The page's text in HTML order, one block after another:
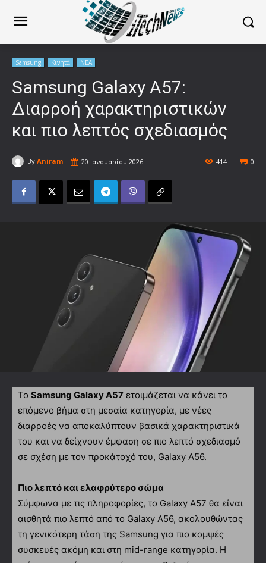
Samsung Κινητά ΝΕΑ
Samsung Galaxy A57:
Διαρροή χαρακτηριστικών
και πιο λεπτός σχεδιασμός
By Aniram 20 Ιανουαρίου 2026 0
414
Το Samsung Galaxy A57 ετοιμάζεται να κάνει το
επόμενο βήμα στη μεσαία κατηγορία, με νέες
διαρροές να αποκαλύπτουν βασικά χαρακτηριστικά
του και να δείχνουν έμφαση σε πιο λεπτό σχεδιασμό
σε σχέση με τον προκάτοχό του, Galaxy A56.
Πιο λεπτό και ελαφρύτερο σώμα
Σύμφωνα με τις πληροφορίες, το Galaxy A57 θα είναι
αισθητά πιο λεπτό από το Galaxy A56, ακολουθώντας
τη γενικότερη τάση της Samsung για πιο κομψές
συσκευές ακόμη και στη mid-range κατηγορία. Η